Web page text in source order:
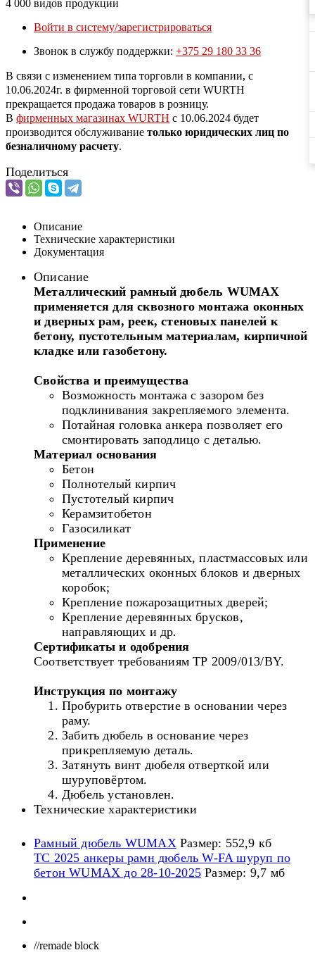
4 000 видов продукции
Войти в систему/зарегистрироваться
Звонок в службу поддержки: +375 29 180 33 36
В связи с изменением типа торговли в компании, с
10.06.2024г. в фирменной торговой сети WURTH
прекращается продажа товаров в розницу.
В фирменных магазинах WURTH c 10.06.2024 будет
производится обслуживание только юридических лиц по
безналичному расчету.
Поделиться
Описание
Технические характеристики
Документация
Описание
Металлический рамный дюбель WUMAX
применяется для сквозного монтажа оконных
и дверных рам, реек, стеновых панелей к
бетону, пустотельным материалам, кирпичной
кладкеили газобетону.
Свойства и преимущества
Возможность монтажа с зазором без
подклинивания закрепляемого элемента.
Потайная головка анкера позволяет его
смонтировать заподлицо с деталью.
Материал основания
Бетон
Полнотелый кирпич
Пустотелый кирпич
Керамзитобетон
Газосиликат
Применение
Крепление деревянных, пластмассовых или
металлических оконных блоков и дверных
коробок;
Крепление пожарозащитных дверей;
Крепление деревянных брусков,
направляющих и др.
Сертификаты и одобрения
Соответствует требованиям ТР 2009/013/BY.
Инструкция по монтажу
Пробурить отверстие в основании через
раму.
Забить дюбель в основание через
прикрепляемую деталь.
Затянуть винт дюбеля отверткой или
шуруповёртом.
Дюбель установлен.
Технические характеристики
Рамный дюбель WUMAX Размер: 552,9 кб
ТС 2025 анкеры рамн дюбель W-FA шуруп по
бетон WUMAX до 28-10-2025 Размер: 9,7 мб
//remade block